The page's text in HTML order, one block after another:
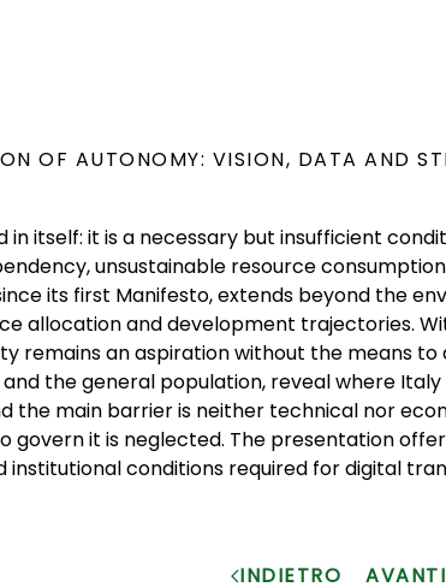
OF AUTONOMY: VISION, DATA AND
in itself: it is a necessary but insufficient
unsustainable resource
its first Manifesto, extends beyond the
allocation and development trajectories.
remains an aspiration without the means to
the general population, reveal where
the main barrier is neither technical nor
govern it is neglected. The presentation
institutional conditions required for digital
INDIETRO AVANTI